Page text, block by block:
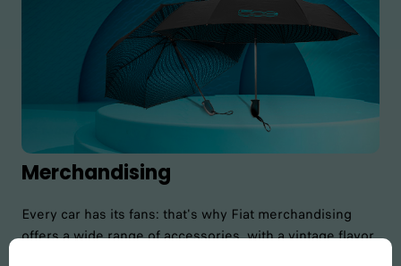
Merchandising
Every car has its fans: that's why Fiat merchandising
offers a wide range of accessories, with a vintage flavor